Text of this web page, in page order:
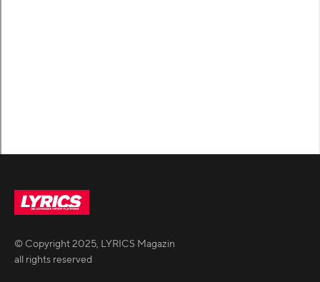
© Copyright2025, LYRICS Magazin
all rights reserved